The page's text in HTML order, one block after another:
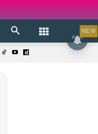
NEW